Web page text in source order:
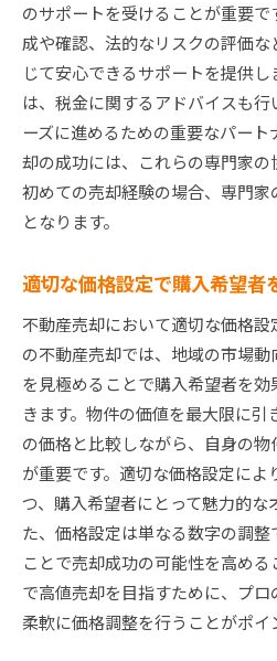
のサポートを受けることが重要
成や確認、法的なリスクの評価
じて安心できるサポートを提供
は、税金に関するアドバイスも
ーズに進めるための重要なパー
却の成功には、これらの専門家
初めての売却経験の場合、専門
となります。
適切な価格設定で購入希望者
不動産売却において適切な価格
の不動産売却では、地域の市場
を見極めることで購入希望者を
きます。物件の価値を最大限に
の価格と比較しながら、自身の
が重要です。適切な価格設定によ
つ、購入希望者にとって魅力的な
た、価格設定は単なる数字の調
ことで売却成功の可能性を高め
で高値売却を目指すために、プロ
柔軟に価格調整を行うことがポイ